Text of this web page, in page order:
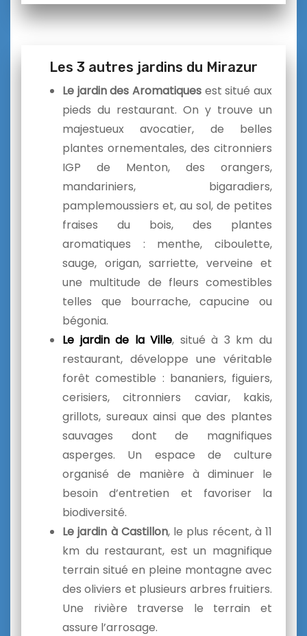
Les 3 autres jardins du Mirazur
Le jardin des Aromatiques est situé aux
pieds du restaurant. On y trouve un
majestueux avocatier, de belles
plantes ornementales, des citronniers
IGP de Menton, des orangers,
mandariniers, bigaradiers,
pamplemoussiers et, au sol, de petites
fraises du bois, des plantes
aromatiques : menthe, ciboulette,
sauge, origan, sarriette, verveine et
une multitude de fleurs comestibles
telles que bourrache, capucine ou
bégonia.
Le jardin de la Ville, situé à 3 km du
restaurant, développe une véritable
forêt comestible : bananiers, figuiers,
cerisiers, citronniers caviar, kakis,
grillots, sureaux ainsi que des plantes
sauvages dont de magnifiques
asperges. Un espace de culture
organisé de manière à diminuer le
besoin d’entretien et favoriser la
biodiversité.
Le jardin à Castillon, le plus récent, à 11
km du restaurant, est un magnifique
terrain situé en pleine montagne avec
des oliviers et plusieurs arbres fruitiers.
Une rivière traverse le terrain et
assure l’arrosage.